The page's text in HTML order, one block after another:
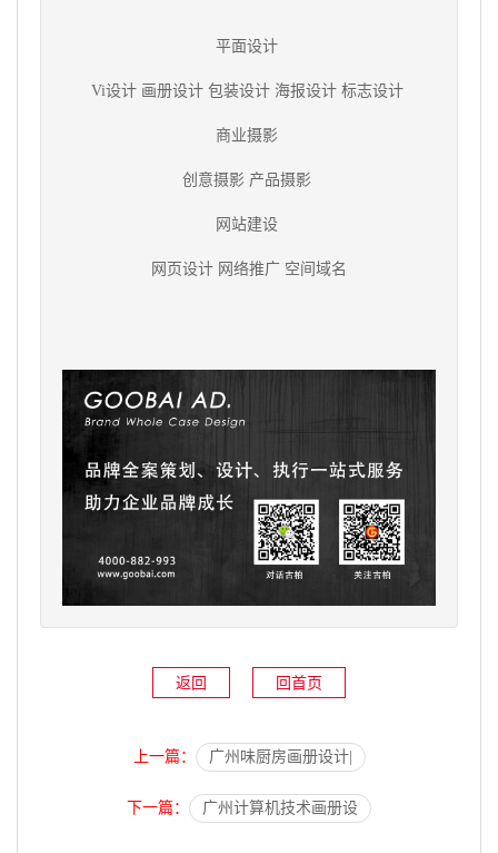
平面设计
Vi设计 画册设计 包装设计 海报设计 标志设计
商业摄影
创意摄影 产品摄影
网站建设
网页设计 网络推广 空间域名
返回 回首页
上一篇： 广州味厨房画册设计|
下一篇： 广州计算机技术画册设